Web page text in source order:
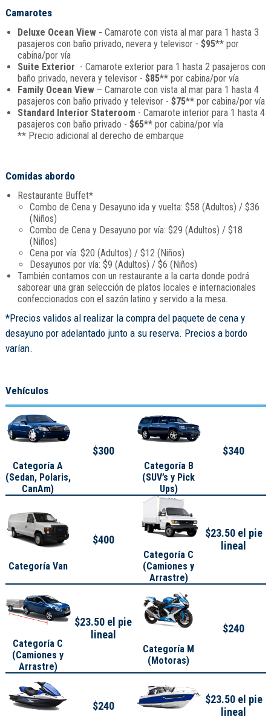
Camarotes
Deluxe Ocean View - Camarote con vista al mar para 1 hasta 3
pasajeros con baño privado, nevera y televisor - $95** por
cabina/por vía
Suite Exterior - Camarote exterior para 1 hasta 2 pasajeros con
baño privado, nevera y televisor - $85** por cabina/por vía
Family Ocean View– Camarote con vista al mar para 1 hasta 4
pasajeros con baño privado y televisor - $75** por cabina/por vía
Standard Interior Stateroom- Camarote interior para 1 hasta 4
pasajeros con baño privado - $65** por cabina/por vía
** Precio adicional al derecho de embarque
Comidas abordo
Restaurante Buffet*
Combo de Cena y Desayuno ida y vuelta: $58 (Adultos) / $36
(Niños)
Combo de Cena y Desayuno por vía: $29 (Adultos) / $18
(Niños)
Cena por vía: $20 (Adultos) / $12 (Niños)
Desayunos por vía: $9 (Adultos) / $6 (Niños)
También contamos con un restaurante a la carta donde podrá
saborear una gran selección de platos locales e internacionales
confeccionados con el sazón latino y servido a la mesa.
*Precios validos al realizar la compra del paquete de cena y
desayuno por adelantado junto a su reserva. Precios a bordo
varían.
Vehículos
Categoría A
(Sedan, Polaris,
CanAm)
$300
Categoría B
(SUV’s y Pick
Ups)
$340
Categoría Van
$400
Categoría C
(Camiones y
Arrastre)
$23.50 el pie
lineal
Categoría C
(Camiones y
Arrastre)
$23.50 el pie
lineal
Categoría M
(Motoras)
$240
$240
$23.50 el pie
lineal